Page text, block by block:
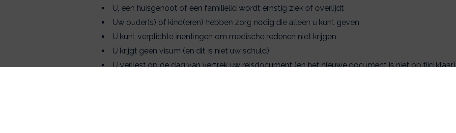
U, een huisgenoot of een familielid wordt ernstig ziek of overlijdt
Uw ouder(s) of kind(eren) hebben zorg nodig die alleen u kunt geven
U kunt verplichte inentingen om medische redenen niet krijgen
U krijgt geen visum (en dit is niet uw schuld)
U verliest op de dag van vertrek uw reisdocument (en het nieuwe document is niet op tijd klaar)